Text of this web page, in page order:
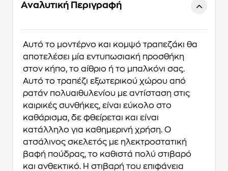
Αναλυτική Περιγραφή
Αυτό το μοντέρνο και κομψό τραπεζάκι θα
αποτελέσει μία εντυπωσιακή προσθήκη
στον κήπο, το αίθριο ή το μπαλκόνι σας.
Αυτό το τραπέζι εξωτερικού χώρου από
ρατάν πολυαιθυλενίου με αντίσταση στις
καιρικές συνθήκες, είναι εύκολο στο
καθάρισμα, δε φθείρεται και είναι
κατάλληλο για καθημερινή χρήση. Ο
ατσάλινος σκελετός με ηλεκτροστατική
βαφή πούδρας, το καθιστά πολύ στιβαρό
και ανθεκτικό. Η στιβαρή του επιφάνεια